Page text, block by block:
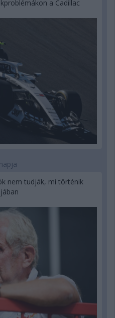
a Cadillac
nem tudják, mi történik